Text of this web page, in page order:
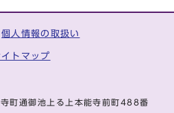
個人情報の取扱い
イトマップ
通御池上る上本能寺前町488番